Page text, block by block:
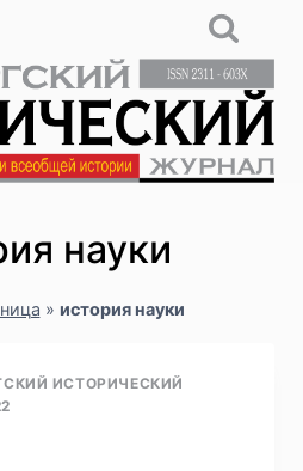
науки
» история науки
ИСТОРИЧЕСКИЙ